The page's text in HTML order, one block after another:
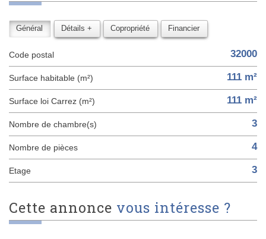
Général Détails + Copropriété Financier
Code postal 32000
Surface habitable (m²) 111 m²
Surface loi Carrez (m²) 111 m²
Nombre de chambre(s) 3
Nombre de pièces 4
Etage 3
cette annonce vous intéresse ?